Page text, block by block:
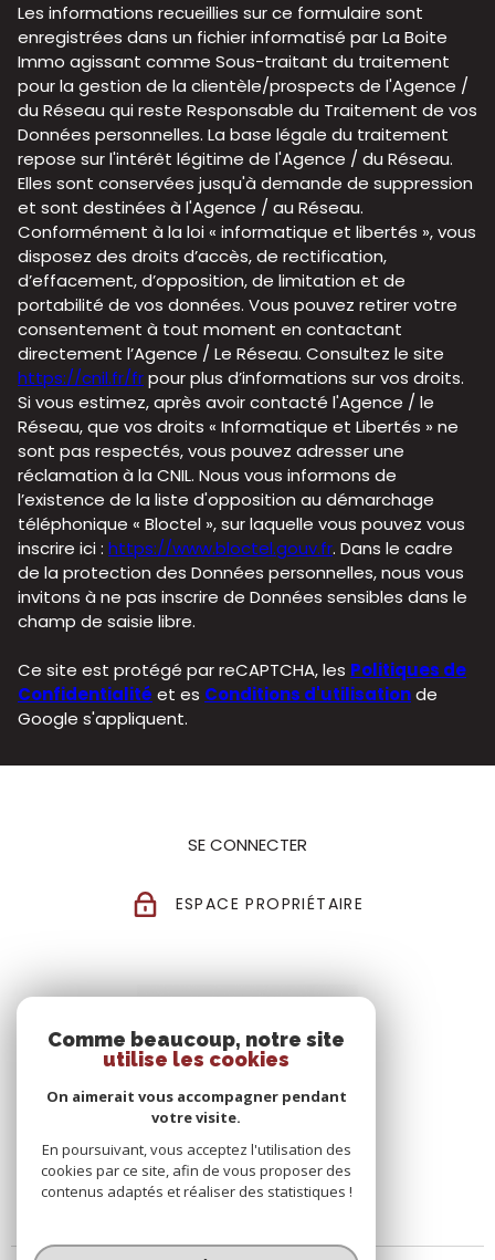
Les informations recueillies sur ce formulaire sont
enregistrées dans un fichier informatisé par La Boite
Immo agissant comme Sous-traitant du traitement
pour la gestion de la clientèle/prospects de l'Agence /
du Réseau qui reste Responsable du Traitement de vos
Données personnelles. La base légale du traitement
repose sur l'intérêt légitime de l'Agence / du Réseau.
Elles sont conservées jusqu'à demande de suppression
et sont destinées à l'Agence / au Réseau.
Conformément à la loi « informatique et libertés », vous
disposez des droits d’accès, de rectification,
d’effacement, d’opposition, de limitation et de
portabilité de vos données. Vous pouvez retirer votre
consentement à tout moment en contactant
directement l’Agence / Le Réseau. Consultez le site
https://cnil.fr/frpour plus d’informations sur vos droits.
Si vous estimez, après avoir contacté l'Agence / le
Réseau, que vos droits « Informatique et Libertés » ne
sont pas respectés, vous pouvez adresser une
réclamation à la CNIL. Nous vous informons de
l’existence de la liste d'opposition au démarchage
téléphonique « Bloctel », sur laquelle vous pouvez vous
inscrire ici : https://www.bloctel.gouv.fr. Dans le cadre
de la protection des Données personnelles, nous vous
invitons à ne pas inscrire de Données sensibles dans le
champ de saisie libre.
Ce site est protégé par reCAPTCHA, les Politiques de
Confidentialité et es Conditions d'utilisationde
Google s'appliquent.
SE CONNECTER
ESPACE PROPRIÉTAIRE
Comme beaucoup, notre site
utilise les cookies
On aimerait vous accompagner pendant
votre visite.
En poursuivant, vous acceptez l'utilisation des
cookies par ce site, afin de vous proposer des
contenus adaptés et réaliser des statistiques !